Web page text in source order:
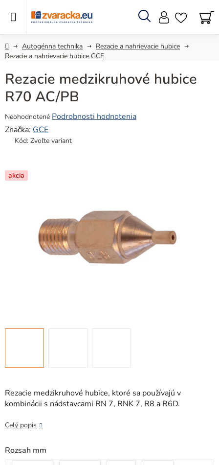
Hľadať
DomovAutogénna technika
Rezacie a nahrievacie hubice
Rezacie a nahrievacie hubice GCE
Rezacie medzikruhové hubice, ktoré sa používajú v
kombinácii s nádstavcami RN 7, RNK 7, R8 a R6D.
Celý popis
Rozsah mm
Rezacie medzikruhové hubice
R70 AC/PB
Priemerné
hodnotenie
produktu
z
5
Neohodnotené Podrobnosti hodnotenia
Značka: GCE
Kód: Zvoľte variant
akcia